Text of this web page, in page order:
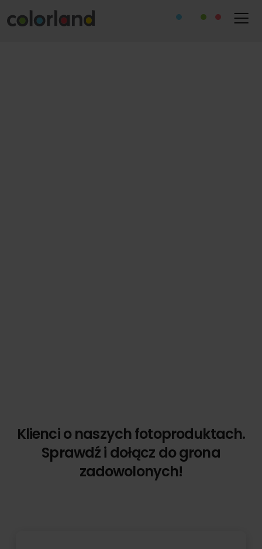
Klienci o naszych fotoproduktach.
Sprawdź i dołącz do grona
zadowolonych!